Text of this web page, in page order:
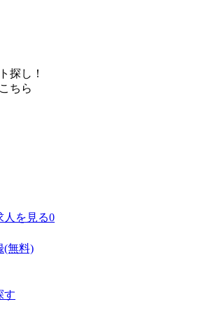
探し！
ちら
人を見る0
(無料)
す